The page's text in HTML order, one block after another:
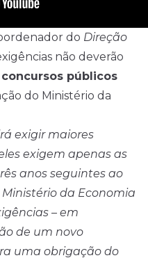
do Direção
não deverão
públicos
do Ministério da
exigir maiores
exigem apenas as
anos seguintes ao
da Economia
– em
de um novo
uma obrigação do